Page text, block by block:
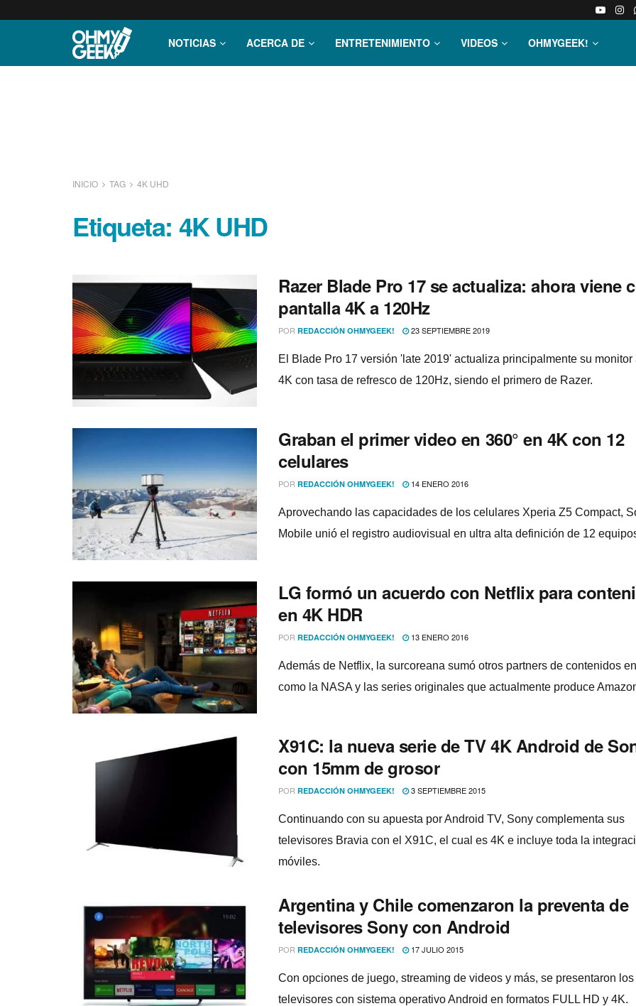
NOTICIAS ACERCA DE ENTRETENIMIENTO VIDEOS OHMYGEEK!
INICIO TAG 4K UHD
Etiqueta: 4K UHD
Razer Blade Pro 17 se actualiza: ahora viene
pantalla 4K a 120Hz
POR REDACCIÓN OHMYGEEK! 23 SEPTIEMBRE 2019
El Blade Pro 17 versión 'late 2019' actualiza principalmente su monitor
4K con tasa de refresco de 120Hz, siendo el primero de Razer.
Graban el primer video en 360° en 4K con 12
celulares
POR REDACCIÓN OHMYGEEK! 14 ENERO 2016
Aprovechando las capacidades de los celulares Xperia Z5 Compact,
Mobile unió el registro audiovisual en ultra alta definición de 12
LG formó un acuerdo con Netflix para
en 4K HDR
POR REDACCIÓN OHMYGEEK! 13 ENERO 2016
Además de Netflix, la surcoreana sumó otros partners de contenidos
como la NASA y las series originales que actualmente produce
X91C: la nueva serie de TV 4K Android de
con 15mm de grosor
POR REDACCIÓN OHMYGEEK! 3 SEPTIEMBRE 2015
Continuando con su apuesta por Android TV, Sony complementa sus
televisores Bravia con el X91C, el cual es 4K e incluye toda la
móviles.
Argentina y Chile comenzaron la preventa de
televisores Sony con Android
POR REDACCIÓN OHMYGEEK! 17 JULIO 2015
Con opciones de juego, streaming de videos y más, se presentaron
televisores con sistema operativo Android en formatos FULL HD y 4K.